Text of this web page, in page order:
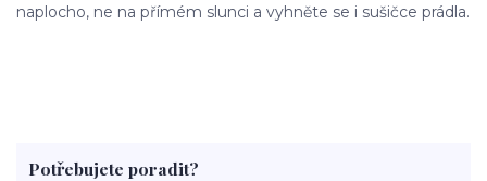
naplocho, ne na přímém slunci a vyhněte se i sušičce prádla.
Potřebujete poradit?